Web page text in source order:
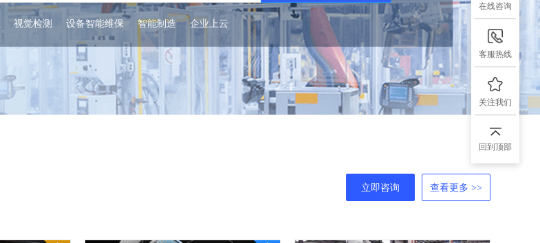
视觉检测 设备智能维保 智能制造 企业上云
立即咨询 查看更多 >>
在线咨询
客服热线
关注我们
回到顶部